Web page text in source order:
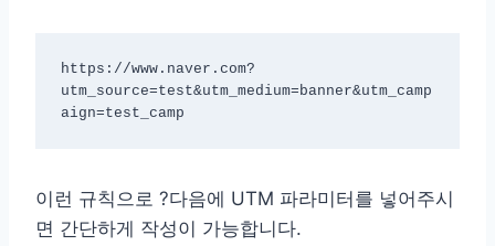
https://www.naver.com?
utm_source=test&utm_medium=banner&utm_camp
aign=test_camp
이런 규칙으로 ?다음에 UTM 파라미터를 넣어주시
면 간단하게 작성이 가능합니다.